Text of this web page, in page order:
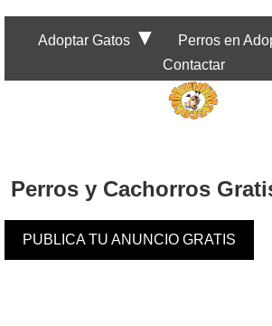
Adoptar Gatos ▼ Perros en
Contactar
Perros y Cachorros
PUBLICA TU ANUNCIO GRATIS